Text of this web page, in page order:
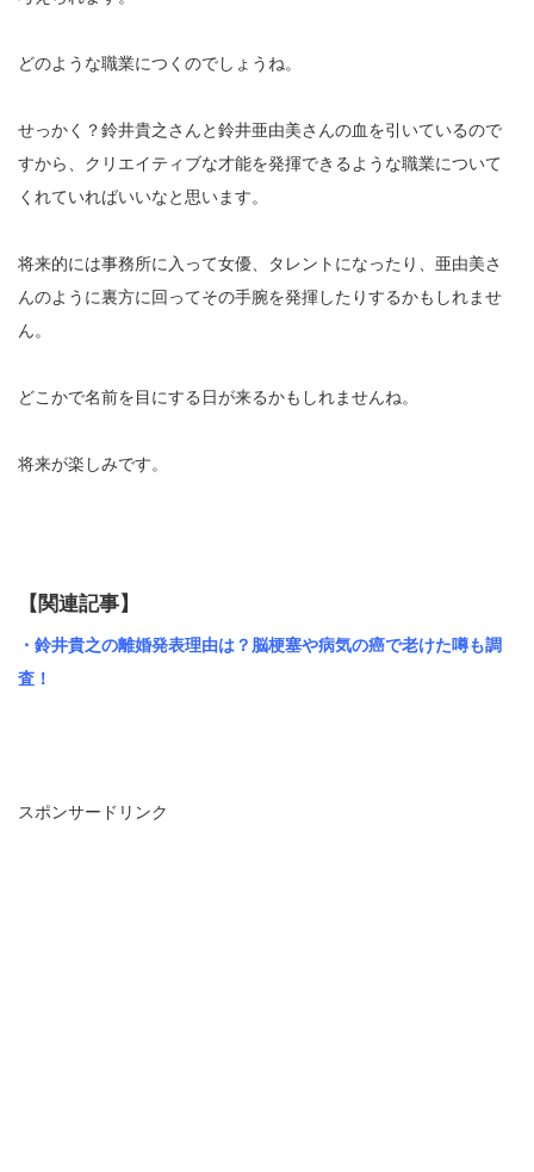
どのような職業につくのでしょうね。
せっかく？鈴井貴之さんと鈴井亜由美さんの血を引いているので
すから、クリエイティブな才能を発揮できるような職業について
くれていればいいなと思います。
将来的には事務所に入って女優、タレントになったり、亜由美さ
んのように裏方に回ってその手腕を発揮したりするかもしれませ
ん。
どこかで名前を目にする日が来るかもしれませんね。
将来が楽しみです。
【関連記事】
・鈴井貴之の離婚発表理由は？脳梗塞や病気の癌で老けた噂も調
査！
スポンサードリンク